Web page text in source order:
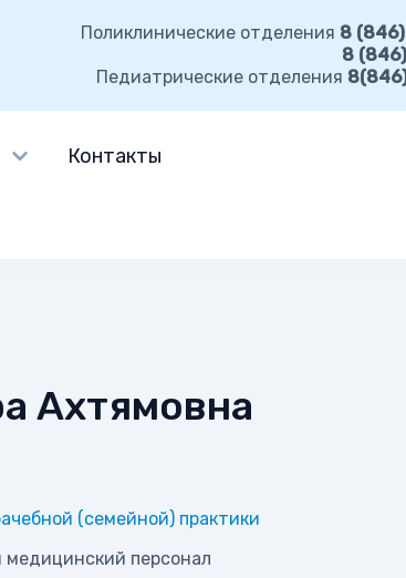
Поликлинические отделения 8
8
Педиатрические отделения
Контакты
Ахтямовна
(семейной) практики
персонал